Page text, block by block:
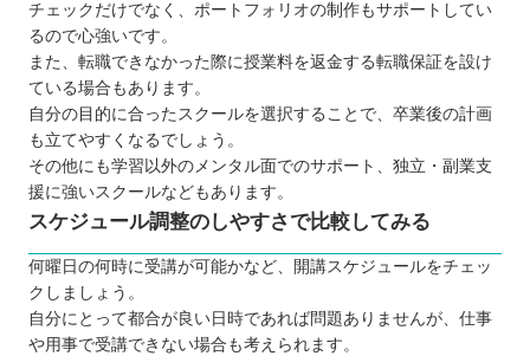
チェックだけでなく、ポートフォリオの制作もサポートしてい
るので心強いです。
また、転職できなかった際に授業料を返金する転職保証を設け
ている場合もあります。
自分の目的に合ったスクールを選択することで、卒業後の計画
も立てやすくなるでしょう。
その他にも学習以外のメンタル面でのサポート、独立・副業支
援に強いスクールなどもあります。
スケジュール調整のしやすさで比較してみる
何曜日の何時に受講が可能かなど、開講スケジュールをチェッ
クしましょう。
自分にとって都合が良い日時であれば問題ありませんが、仕事
や用事で受講できない場合も考えられます。